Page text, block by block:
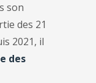
son
des 21
2021, il
des